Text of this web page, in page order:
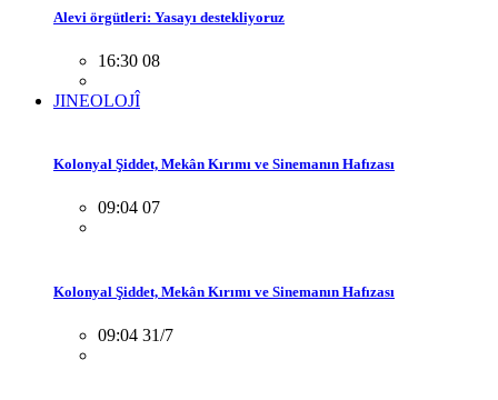
Alevi örgütleri: Yasayı destekliyoruz
16:30 08
JINEOLOJÎ
Kolonyal Şiddet, Mekân Kırımı ve Sinemanın Hafızası
09:04 07
Kolonyal Şiddet, Mekân Kırımı ve Sinemanın Hafızası
09:04 31/7